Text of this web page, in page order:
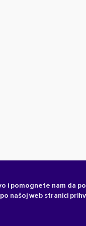
i pomognete nam da
našoj web stranici